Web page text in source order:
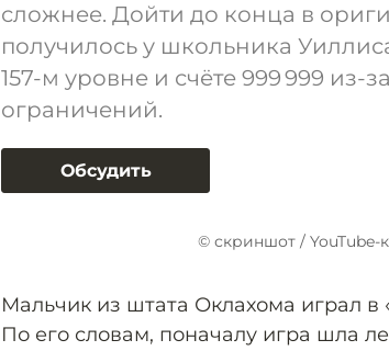
сложнее. Дойти до конца в
получилось у школьника
157-м уровне и счёте 999 999 из-
ограничений.
Обсудить
© скриншот / YouTube-
Мальчик из штата Оклахома играл в
По его словам, поначалу игра шла